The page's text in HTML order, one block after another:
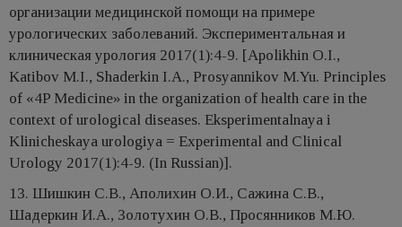
организации медицинской помощи на примере
урологических заболеваний. Экспериментальная и
клиническая урология 2017(1):4-9. [Apolikhin O.I.,
Katibov M.I., Shaderkin I.A., Prosyannikov M.Yu. Principles
of «4P Medicine» in the organization of health care in the
context of urological diseases. Eksperimentalnaya i
Klinicheskaya urologiya = Experimental and Clinical
Urology 2017(1):4-9. (In Russian)].
13. Шишкин С.В., Аполихин О.И., Сажина С.В.,
Шадеркин И.А., Золотухин О.В., Просянников М.Ю.